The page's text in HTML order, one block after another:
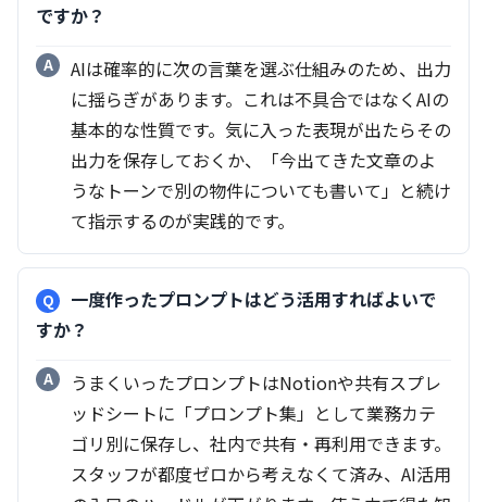
ですか？
AIは確率的に次の言葉を選ぶ仕組みのため、出力
に揺らぎがあります。これは不具合ではなくAIの
基本的な性質です。気に入った表現が出たらその
出力を保存しておくか、「今出てきた文章のよ
うなトーンで別の物件についても書いて」と続け
て指示するのが実践的です。
一度作ったプロンプトはどう活用すればよいで
すか？
うまくいったプロンプトはNotionや共有スプレ
ッドシートに「プロンプト集」として業務カテ
ゴリ別に保存し、社内で共有・再利用できます。
スタッフが都度ゼロから考えなくて済み、AI活用